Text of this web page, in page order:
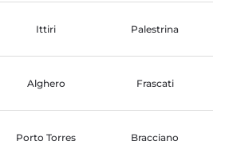
Ittiri Palestrina
Alghero Frascati
Porto Torres Bracciano